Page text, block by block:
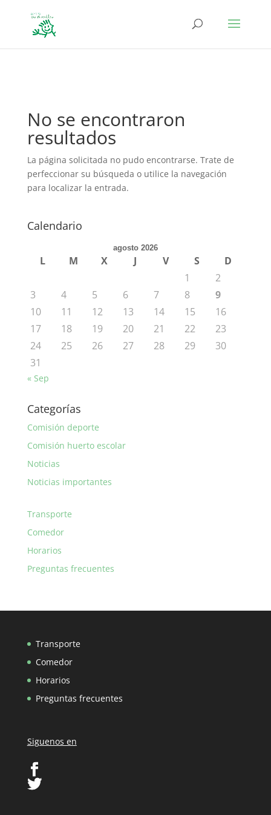
No se encontraron
resultados
La página solicitada no pudo encontrarse. Trate de
perfeccionar su búsqueda o utilice la navegación
para localizar la entrada.
Calendario
agosto 2026
L M X J V S
D
1
2
3
4 5 6 7 8
9
10
11 12 13 14 15
16
17
18 19 20 21 22
23
24
25 26 27 28 29
30
31
« Sep
Categorías
Comisión deporte
Comisión huerto escolar
Noticias
Noticias importantes
Transporte
Comedor
Horarios
Preguntas frecuentes
Transporte
Comedor
Horarios
Preguntas frecuentes
Siguenos en